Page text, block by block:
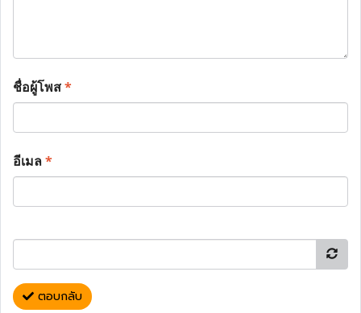
ชื่อผู้โพส*
อีเมล*
ตอบกลับ